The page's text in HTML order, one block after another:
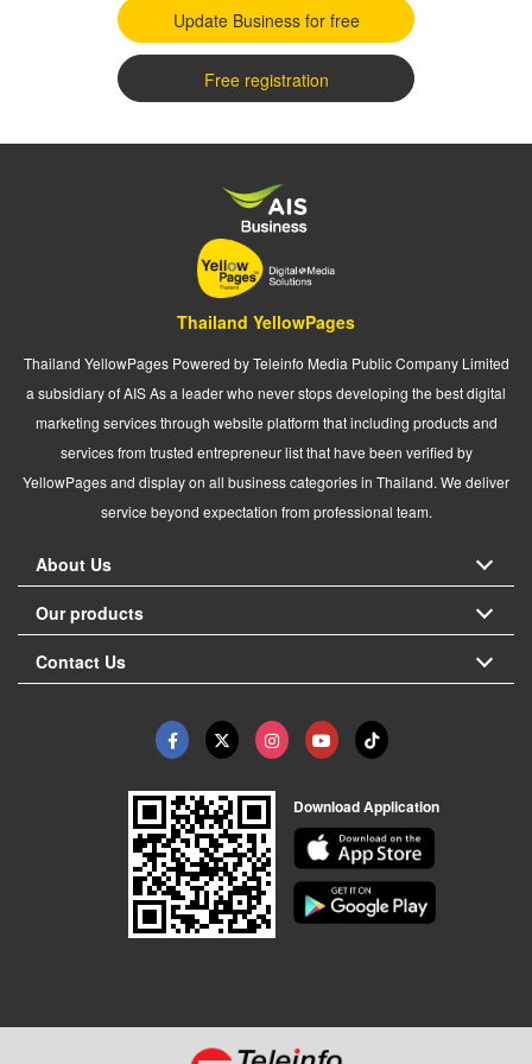
Update Business for free
Free registration
Thailand YellowPages
Thailand YellowPages Powered by Teleinfo Media Public Company Limited
a subsidiary of AIS As a leader who never stops developing the best digital
marketing services through website platform that including products and
services from trusted entrepreneur list that have been verified by
YellowPages and display on all business categories in Thailand. We deliver
service beyond expectation from professional team.
About Us
Our products
Contact Us
Download Application